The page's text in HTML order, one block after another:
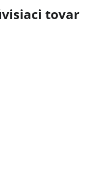
tovar